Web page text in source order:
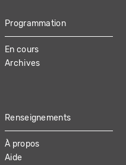
Programmation
En cours
Archives
Renseignements
À propos
Aide